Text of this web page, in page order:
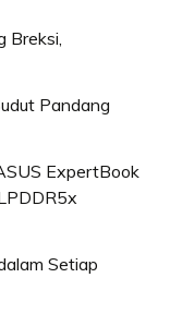
Breksi,
Pandang
ExpertBook
Setiap